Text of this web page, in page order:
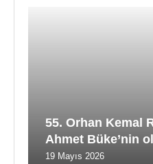
55. Orhan Kemal
Ahmet Büke’nin
19 Mayıs 2026